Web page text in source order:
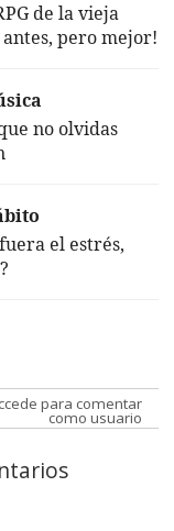
de la vieja
antes, pero mejor!
no olvidas
el estrés,
para comentar
como usuario